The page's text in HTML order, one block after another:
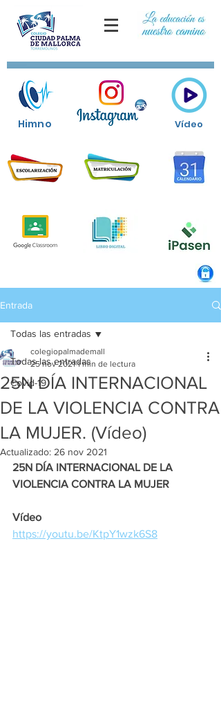
Himno Vídeo
Entrada
Todas las entradas
Covid-19
Todas las entradas
25N DÍA INTERNACIONAL
DE LA VIOLENCIA CONTRA
LA MUJER. (Vídeo)
colegiopalmademall
25 nov 2021 1 min de lectura
Actualizado: 26 nov 2021
25N DÍA INTERNACIONAL DE LA
VIOLENCIA CONTRA LA MUJER
Vídeo
https://youtu.be/KtpY1wzk6S8